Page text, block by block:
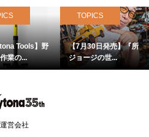
Tools】野
業の...
TOPICS
【7月30日発売】『所
ジョージの世...
運営会社